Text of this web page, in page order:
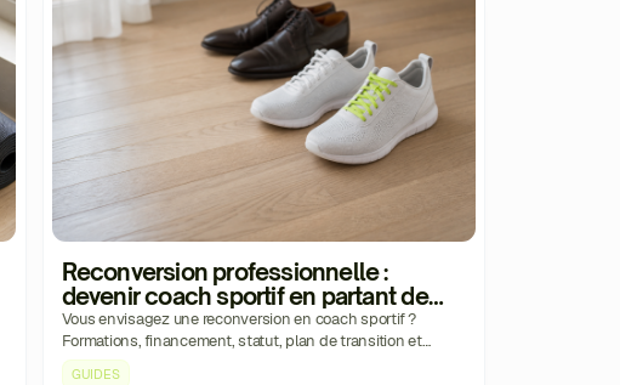
Reconversion professionnelle :
devenir coach sportif en partant de
zéro
Vous envisagez une reconversion en coach sportif ?
Formations, financement, statut, plan de transition et
premiers clients : le guide terrain pour changer de vie.
GUIDES